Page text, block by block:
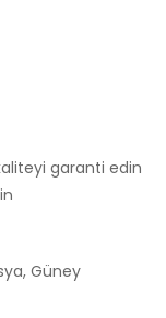
garanti edin
Güney